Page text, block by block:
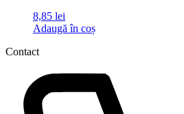
8,85 lei
Adaugă în coș
Contact